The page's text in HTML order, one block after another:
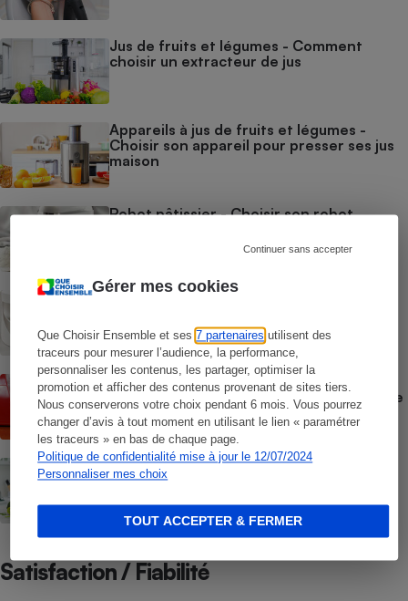
Gérer mes cookies
Que Choisir Ensemble et ses7 partenaires utilisent des
traceurs pour mesurer l’audience, la performance,
personnaliser les contenus, les partager, optimiser la
promotion et afficher des contenus provenant de sites tiers.
Nous conserverons votre choix pendant 6 mois. Vous pourrez
changer d’avis à tout moment en utilisant le lien « paramétrer
les traceurs » en bas de chaque page.
Politique de confidentialité mise à jour le 12/07/2024
Personnaliser mes choix
Continuer sans accepter
TOUT ACCEPTER & FERMER
Jus de fruits et légumes - Comment
choisir un extracteur de jus
Appareils à jus de fruits et légumes -
Choisir son appareil pour presser ses jus
maison
Robot pâtissier - Choisir son robot
Blender chauffant - Pour préparer des
Robot cuiseur pour bébé (vidéo) - Choisir
un robot cuiseur-mixeur pour les repas de
bébé
Blenders - Pour mixer et piler
Satisfaction / Fiabilité